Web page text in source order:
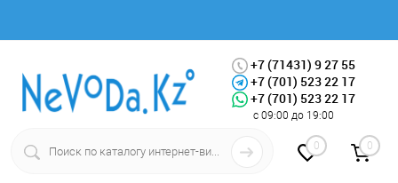
Вход Регистрация
+7 (71431) 9 27 55
+7 (701) 523 22 17
+7 (701) 523 22 17
с 09:00 до 19:00
0 0